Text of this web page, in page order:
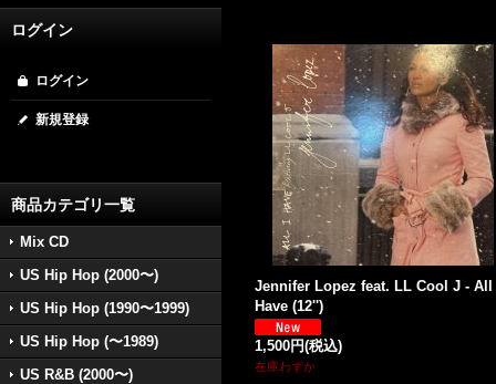
ログイン
ログイン
新規登録
商品カテゴリ一覧
Mix CD
US Hip Hop (2000〜)
US Hip Hop (1990〜1999)
US Hip Hop (〜1989)
US R&B (2000〜)
Jennifer Lopez feat. LL Cool J - All
Have (12'')
1,500円(税込)
在庫わずか